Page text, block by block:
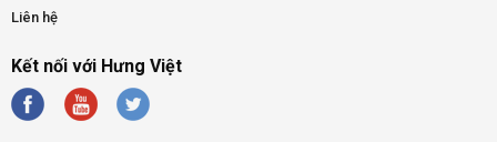
Liên hệ
Kết nối với Hưng Việt